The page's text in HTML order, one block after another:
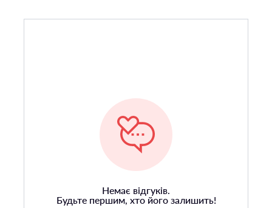
Немає відгуків.
Будьте першим, хто його залишить!